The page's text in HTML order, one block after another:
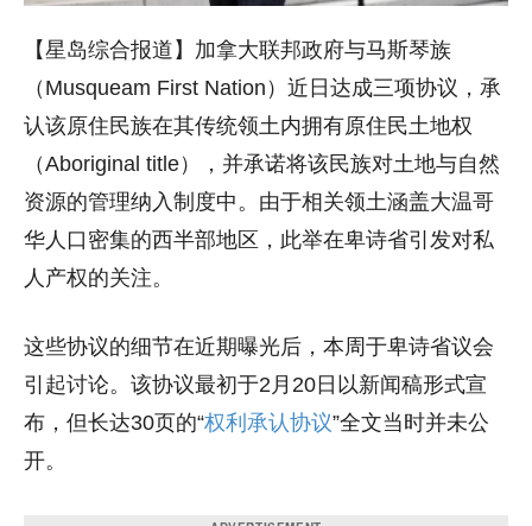
【星岛综合报道】加拿大联邦政府与马斯琴族
（Musqueam First Nation）近日达成三项协议，承
认该原住民族在其传统领土内拥有原住民土地权
（Aboriginal title），并承诺将该民族对土地与自然
资源的管理纳入制度中。由于相关领土涵盖大温哥
华人口密集的西半部地区，此举在卑诗省引发对私
人产权的关注。
这些协议的细节在近期曝光后，本周于卑诗省议会
引起讨论。该协议最初于2月20日以新闻稿形式宣
布，但长达30页的“权利承认协议”全文当时并未公
开。